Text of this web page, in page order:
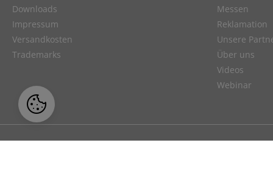
Downloads
Impressum
Versandkosten
Trademarks
Messen
Reklamation
Unsere
Über uns
Videos
Webinar